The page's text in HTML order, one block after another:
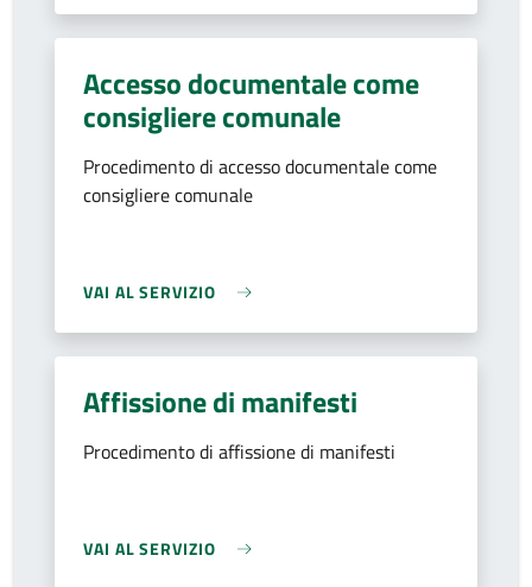
Accesso documentale come
consigliere comunale
Procedimento di accesso documentale come
consigliere comunale
VAI AL SERVIZIO
Affissione di manifesti
Procedimento di affissione di manifesti
VAI AL SERVIZIO